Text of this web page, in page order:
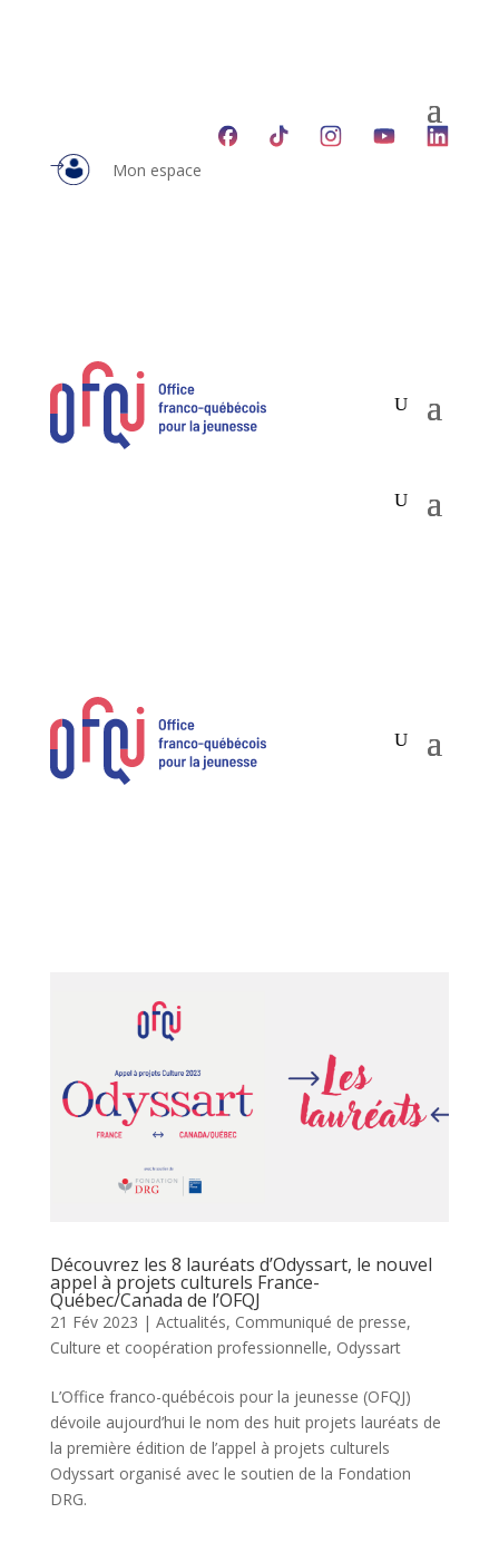
Mon espace
Découvrez les 8 lauréats d’Odyssart, le nouvel
appel à projets culturels France-
Québec/Canada de l’OFQJ
21 Fév 2023 | Actualités, Communiqué de presse,
Culture et coopération professionnelle, Odyssart
L’Office franco-québécois pour la jeunesse (OFQJ)
dévoile aujourd’hui le nom des huit projets lauréats de
la première édition de l’appel à projets culturels
Odyssart organisé avec le soutien de la Fondation
DRG.